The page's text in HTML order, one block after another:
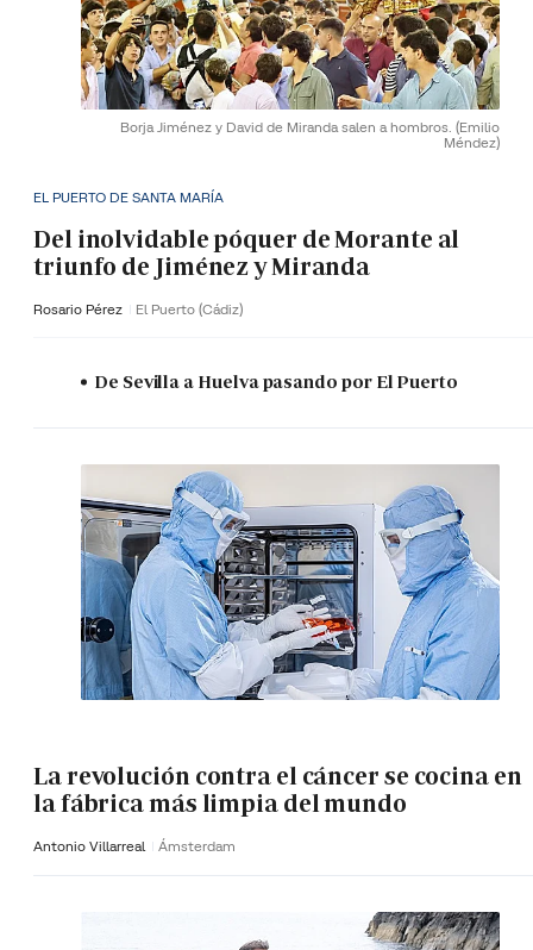
Borja Jiménez y David de Miranda salen a hombros. (Emilio
Méndez)
EL PUERTO DE SANTA MARÍA
Del inolvidable póquer de Morante al
triunfo de Jiménez y Miranda
Rosario Pérez El Puerto (Cádiz)
De Sevilla a Huelva pasando por El Puerto
La revolución contra el cáncer se cocina en
la fábrica más limpia del mundo
Antonio Villarreal Ámsterdam